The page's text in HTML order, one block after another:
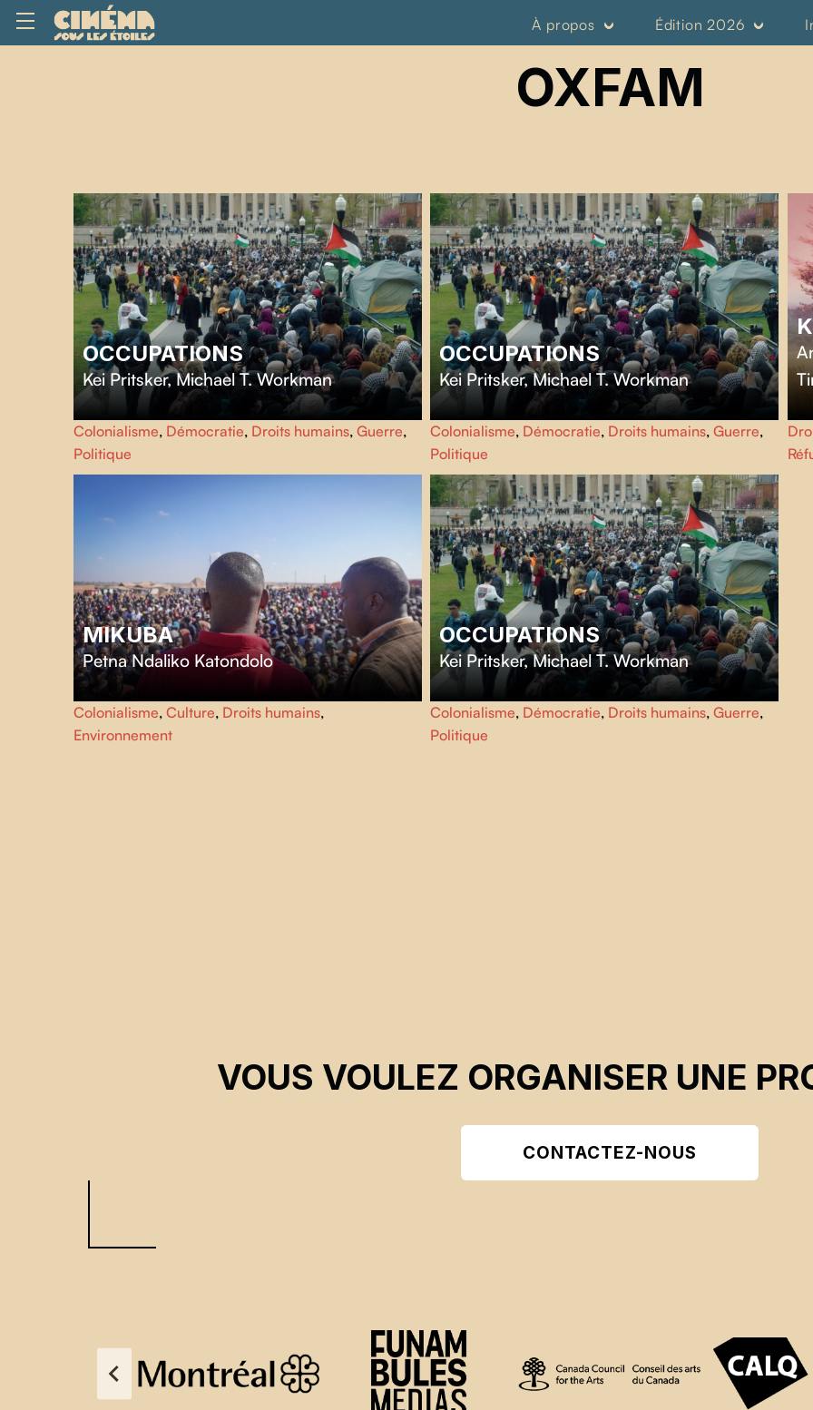
À propos Édition 2026
OXFAM
OCCUPATIONS
Kei Pritsker,Michael T. Workman
Ce film retrace l’occupation organisée à l'université
Columbia, en solidarité avec Gaza, et la mobilisation
étudiante nationale qu'elle a déclenchée.
Colonialisme, Démocratie, Droits humains, Guerre,
Politique
OCCUPATIONS
Kei Pritsker,Michael T. Workman
Ce film retrace l’occupation organisée à l'université
Columbia, en solidarité avec Gaza, et la mobilisation
étudiante nationale qu'elle a déclenchée.
Colonialisme, Démocratie, Droits humains,Guerre,
Politique
MIKUBA
Petna Ndaliko Katondolo
Mikubanous transporte dans les veines de cobalt de
Kolwezi, où les mineurs artisanaux gardent farouchement
leur héritage ancestral.
Colonialisme, Culture, Droits humains,
Environnement
OCCUPATIONS
Kei Pritsker,Michael T. Workman
Ce film retrace l’occupation organisée à l'université
Columbia, en solidarité avec Gaza, et la mobilisation
étudiante nationale qu'elle a déclenchée.
Colonialisme, Démocratie, Droits humains,Guerre,
Politique
VOUS VOULEZ ORGANISER UNE
CONTACTEZ-NOUS